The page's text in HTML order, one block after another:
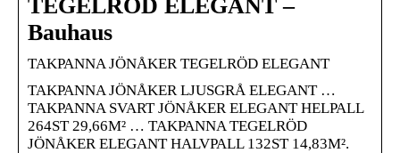
TEGELRÖD ELEGANT –
Bauhaus
TAKPANNA JÖNÅKER TEGELRÖD ELEGANT
TAKPANNA JÖNÅKER LJUSGRÅ ELEGANT …
TAKPANNA SVART JÖNÅKER ELEGANT HELPALL
264ST 29,66M² … TAKPANNA TEGELRÖD
JÖNÅKER ELEGANT HALVPALL 132ST 14,83M².